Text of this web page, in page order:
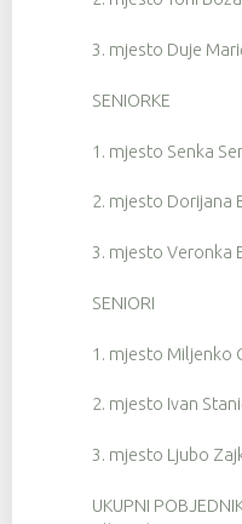
3. mjesto Duje
SENIORKE
1. mjesto Senka
2. mjesto Dorijana
3. mjesto Veronka
SENIORI
1. mjesto Miljenko
2. mjesto Ivan
3. mjesto Ljubo
UKUPNI